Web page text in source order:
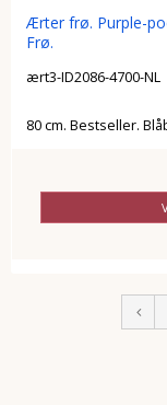
Ærter frø. Purple-
Frø.
ært3-ID2086-4700-NL
80 cm. Bestseller.